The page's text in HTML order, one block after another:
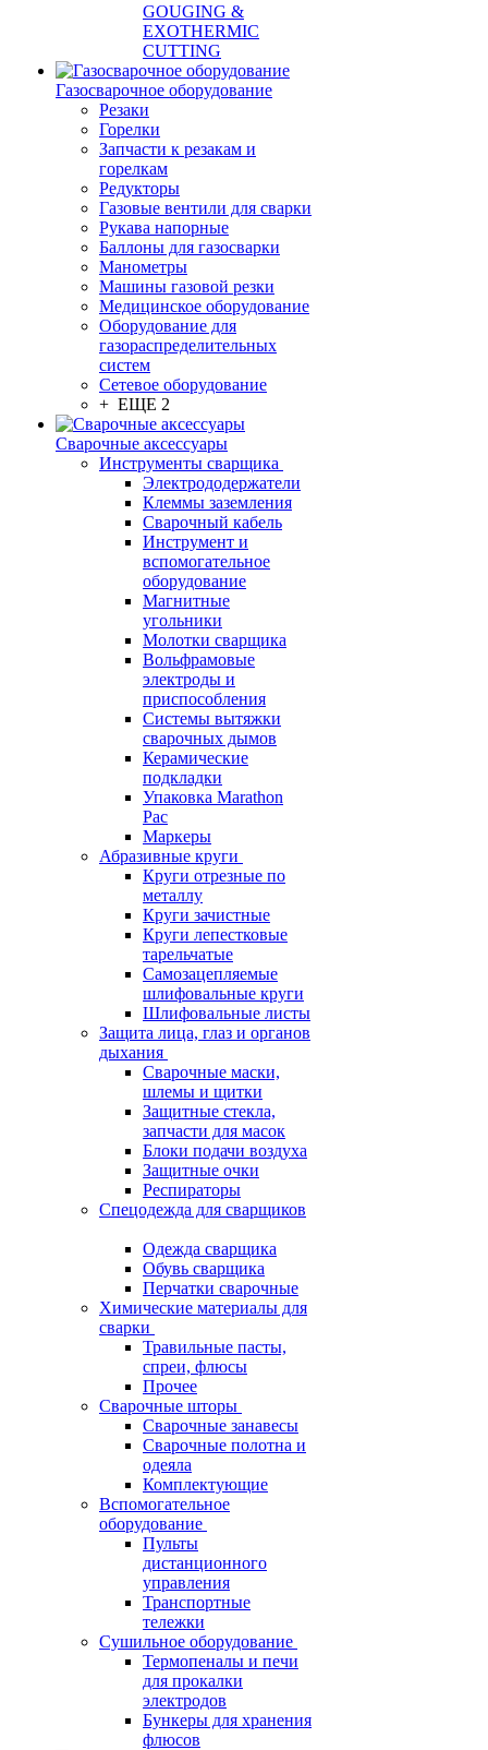
GOUGING &
EXOTHERMIC
CUTTING
Газосварочное оборудование
Резаки
Горелки
Запчасти к резакам и
горелкам
Редукторы
Газовые вентили для сварки
Рукава напорные
Баллоны для газосварки
Манометры
Машины газовой резки
Медицинское оборудование
Оборудование для
газораспределительных
систем
Сетевое оборудование
+ ЕЩЕ 2
Сварочные аксессуары
Инструменты сварщика
Электрододержатели
Клеммы заземления
Сварочный кабель
Инструмент и
вспомогательное
оборудование
Магнитные
угольники
Молотки сварщика
Вольфрамовые
электроды и
приспособления
Системы вытяжки
сварочных дымов
Керамические
подкладки
Упаковка Marathon
Pac
Маркеры
Абразивные круги
Круги отрезные по
металлу
Круги зачистные
Круги лепестковые
тарельчатые
Самозацепляемые
шлифовальные круги
Шлифовальные листы
Защита лица, глаз и органов
дыхания
Сварочные маски,
шлемы и щитки
Защитные стекла,
запчасти для масок
Блоки подачи воздуха
Защитные очки
Респираторы
Спецодежда для сварщиков
Одежда сварщика
Обувь сварщика
Перчатки сварочные
Химические материалы для
сварки
Травильные пасты,
спреи, флюсы
Прочее
Сварочные шторы
Сварочные занавесы
Сварочные полотна и
одеяла
Комплектующие
Вспомогательное
оборудование
Пульты
дистанционного
управления
Транспортные
тележки
Сушильное оборудование
Термопеналы и печи
для прокалки
электродов
Бункеры для хранения
флюсов